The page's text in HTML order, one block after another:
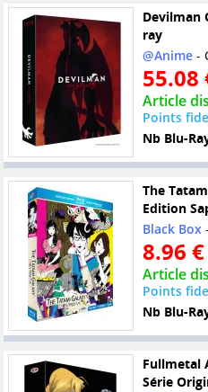
Devilman
ray
@Anime-
55.08
Article
Points
Nb Blu-
The
Edition
Black Box
8.96 €
Article
Points
Nb Blu-
Fullmetal
Série